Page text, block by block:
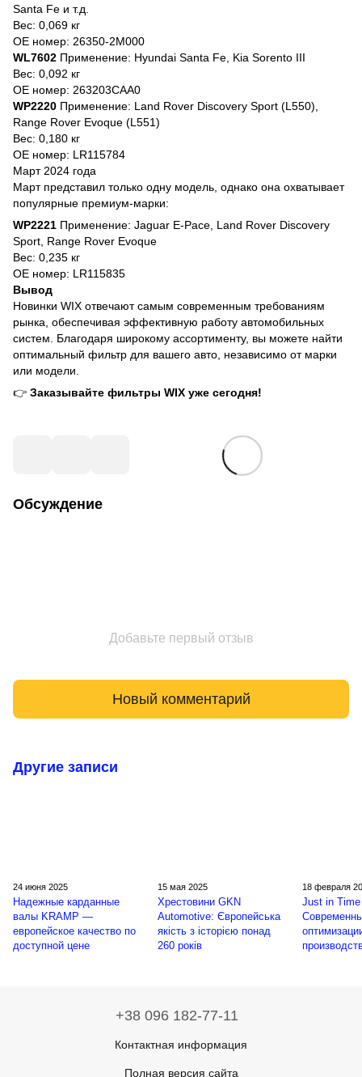
Santa Fe и т.д.
Вес: 0,069 кг
OE номер: 26350-2M000
WL7602 Применение: Hyundai Santa Fe, Kia Sorento III
Вес: 0,092 кг
OE номер: 263203CAA0
WP2220 Применение: Land Rover Discovery Sport (L550),
Range Rover Evoque (L551)
Вес: 0,180 кг
OE номер: LR115784
Март 2024 года
Март представил только одну модель, однако она охватывает
популярные премиум-марки:
WP2221 Применение: Jaguar E-Pace, Land Rover Discovery
Sport, Range Rover Evoque
Вес: 0,235 кг
OE номер: LR115835
Вывод
Новинки WIX отвечают самым современным требованиям
рынка, обеспечивая эффективную работу автомобильных
систем. Благодаря широкому ассортименту, вы можете найти
оптимальный фильтр для вашего авто, независимо от марки
или модели.
👉 Заказывайте фильтры WIX уже сегодня!
Обсуждение
Добавьте первый отзыв
Новый комментарий
Другие записи
24 июня 2025
Надежные карданные
валы KRAMP —
европейское качество по
доступной цене
15 мая 2025
Хрестовини GKN
Automotive: Європейська
якість з історією понад
260 років
18 февраля
Just in
+38 096 182-77-11
Контактная информация
Полная версия сайта